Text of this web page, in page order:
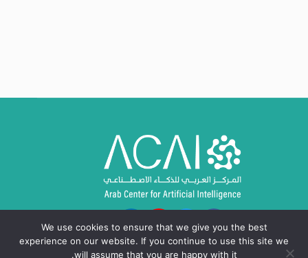
We use cookies to ensure that we give you the best
experience on our website. If you continue to use this site we
will assume that you are happy with it.